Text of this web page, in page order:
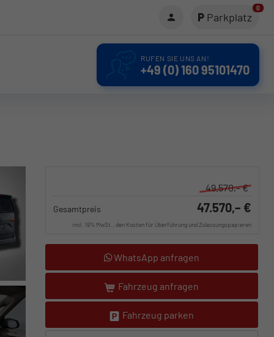
Parkplatz
0
RUFEN SIE UNS AN!
+49 (0) 160 95101470
49.570,– €
Gesamtpreis 47.570,– €
incl. 19% MwSt., den Kosten für Überführung und Zulassungspapieren
WhatsApp anfragen
Fahrzeug anfragen
Fahrzeug parken